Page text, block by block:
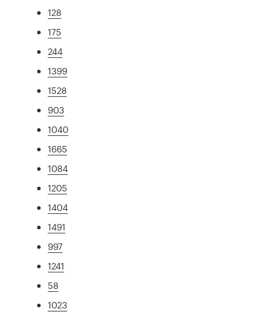
128
175
244
1399
1528
903
1040
1665
1084
1205
1404
1491
997
1241
58
1023